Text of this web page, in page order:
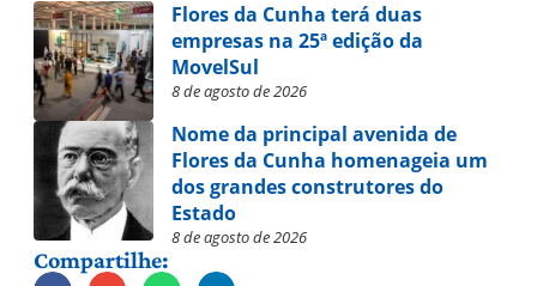
Flores da Cunha terá duas
empresas na 25ª edição da
MovelSul
8 de agosto de 2026
Nome da principal avenida de
Flores da Cunha homenageia um
dos grandes construtores do
Estado
8 de agosto de 2026
Compartilhe: